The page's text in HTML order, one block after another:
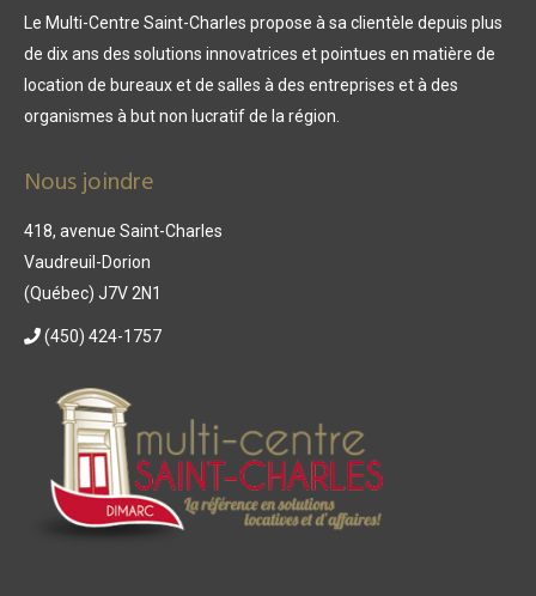
Le Multi-Centre Saint-Charles propose à sa clientèle depuis plus
de dix ans des solutions innovatrices et pointues en matière de
location de bureaux et de salles à des entreprises et à des
organismes à but non lucratif de la région.
Nous joindre
418, avenue Saint-Charles
Vaudreuil-Dorion
(Québec) J7V 2N1
(450) 424-1757